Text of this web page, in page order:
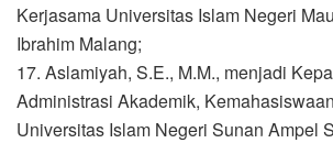
Kerjasama Universitas Islam Negeri
Ibrahim Malang;
17. Aslamiyah, S.E., M.M., menjadi
Administrasi Akademik,
Universitas Islam Negeri Sunan Ampel